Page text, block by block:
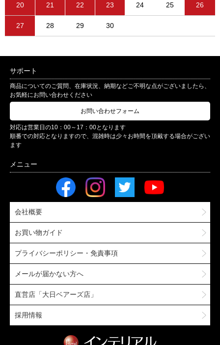
20 21 22 23 24 25 26
27 28 29 30
サポート
商品についてのご質問、在庫状況、納期などご不明な点がございましたら、
お気軽にお問い合わせください
お問い合わせフォーム
対応は営業日の10：00～17：00となります
順番での対応となりますので、混雑時は少々お時間を頂戴する場合がござい
ます
会社概要
お買い物ガイド
プライバシーポリシー・免責事項
メールが届かない方へ
直営店「大日ベアーズ店」
採用情報